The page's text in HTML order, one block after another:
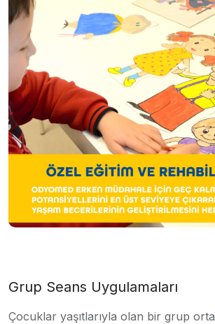
Grup Seans Uygulamaları
Çocuklar yaşıtlarıyla olan bir grup